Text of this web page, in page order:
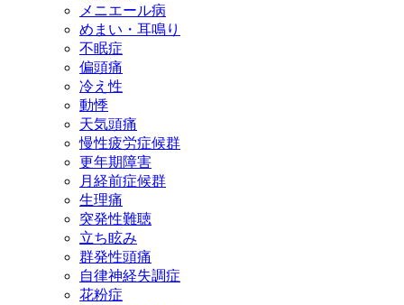
メニエール病
めまい・耳鳴り
不眠症
偏頭痛
冷え性
動悸
天気頭痛
慢性疲労症候群
更年期障害
月経前症候群
生理痛
突発性難聴
立ち眩み
群発性頭痛
自律神経失調症
花粉症